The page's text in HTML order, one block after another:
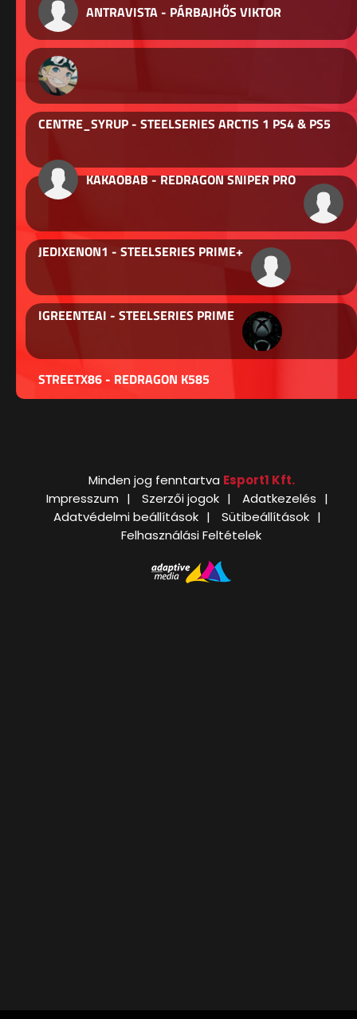
ANTRAVISTA - PÁRBAJHŐS VIKTOR
CENTRE_SYRUP - STEELSERIES ARCTIS 1 PS4 & PS5
KAKAOBAB - REDRAGON SNIPER PRO
JEDIXENON1 - STEELSERIES PRIME+
IGREENTEAI - STEELSERIES PRIME
STREETX86 - REDRAGON K585
Minden jog fenntartva Esport1 Kft.
Impresszum
Szerzői jogok
Adatkezelés
Adatvédelmi beállítások
Sütibeállítások
Felhasználási Feltételek